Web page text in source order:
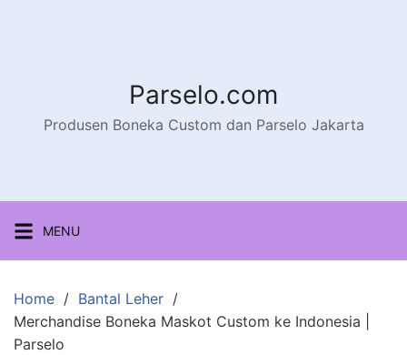
Parselo.com
Produsen Boneka Custom dan Parselo Jakarta
MENU
Home
Bantal Leher
Merchandise Boneka Maskot Custom ke Indonesia |
Parselo